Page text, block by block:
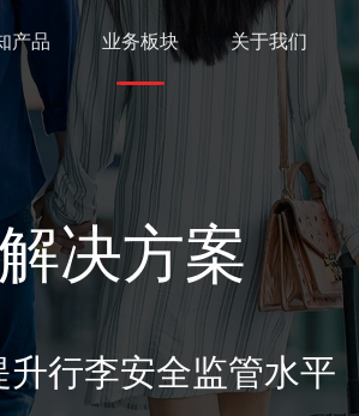
产品 业务板块 关于我们
决方案
行李安全监管水平